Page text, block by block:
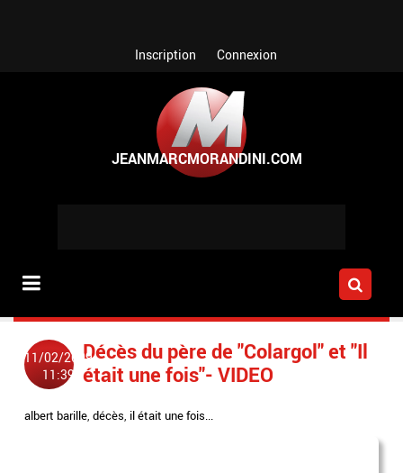
Inscription Connexion
11/02/2009
11:39
Décès du père de "Colargol" et "Il
était une fois"- VIDEO
albert barille,décès, il était une fois...